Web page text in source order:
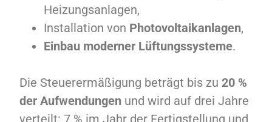
Heizungsanlagen,
Installation von Photovoltaikanlagen,
Einbau moderner Lüftungssysteme.
Die Steuerermäßigung beträgt bis zu20 %
der Aufwendungen und wird auf drei Jahre